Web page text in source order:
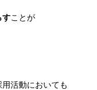
すことが
活動においても